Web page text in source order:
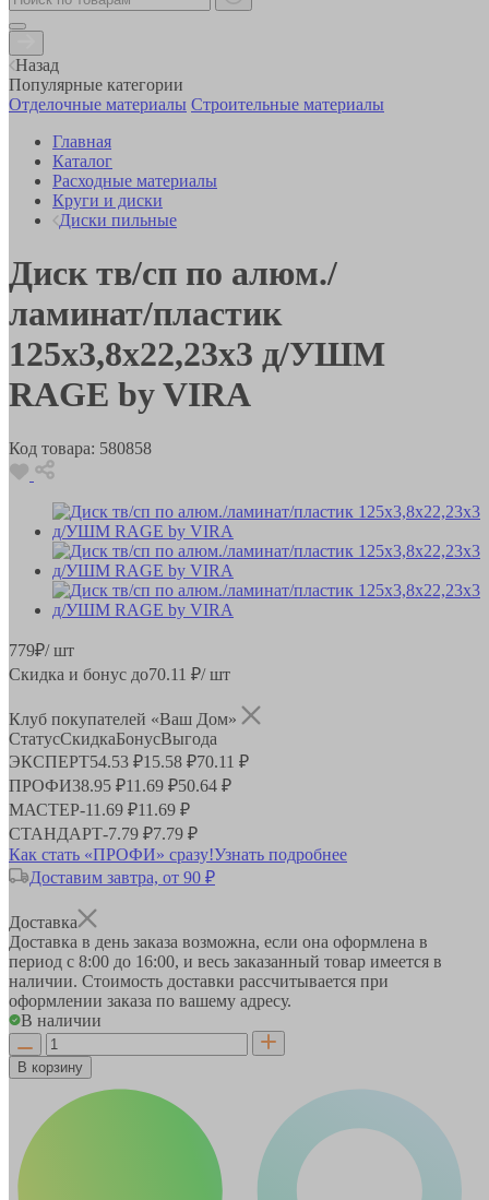
Назад
Популярные категории
Отделочные материалы Строительные материалы
Главная
Каталог
Расходные материалы
Круги и диски
Диски пильные
Диск тв/сп по алюм./
ламинат/пластик
125х3,8х22,23х3 д/УШМ
RAGE by VIRA
Код товара: 580858
779₽/ шт
Скидка и бонус до70.11 ₽/ шт
Клуб покупателей «Ваш Дом»
СтатусСкидкаБонусВыгода
ЭКСПЕРТ54.53 ₽15.58 ₽70.11 ₽
ПРОФИ38.95 ₽11.69 ₽50.64 ₽
МАСТЕР-11.69 ₽11.69 ₽
СТАНДАРТ-7.79 ₽7.79 ₽
Как стать «ПРОФИ» сразу!Узнать подробнее
Доставим завтра, от 90 ₽
Доставка
Доставка в день заказа возможна, если она оформлена в
период с 8:00 до 16:00, и весь заказанный товар имеется в
наличии. Стоимость доставки рассчитывается при
оформлении заказа по вашему адресу.
В наличии
В корзину